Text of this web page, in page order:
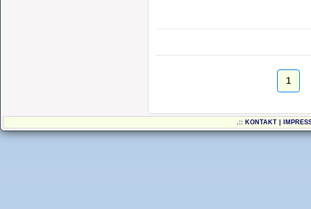
1
.:: KONTAKT|